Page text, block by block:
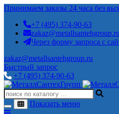
Принимаем заказы 24 часа без
+7 (495) 374-90-63
zakaz@metallsantehgroup.ru
Через форму запроса с
zakaz@metallsantehgroup.ru
Быстрый запрос
+7 (495) 374-90-63
Показать меню